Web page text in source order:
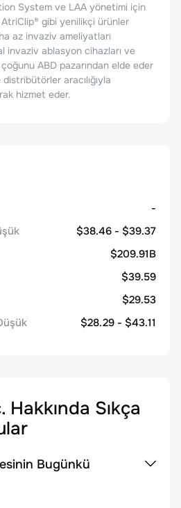
System ve LAA yönetimi için
AtriClip® gibi yenilikçi ürünler
az invaziv ameliyatları
invaziv ablasyon cihazları ve
ABD pazarından elde eder
aracılığıyla
hizmet eder.
-
$38.46 - $39.37
$209.91B
$39.59
$29.53
$28.29 - $43.11
Hakkında Sıkça
Bugünkü